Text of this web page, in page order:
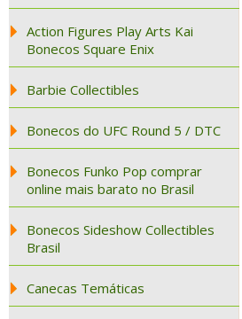
Action Figures Play Arts Kai
Bonecos Square Enix
Barbie Collectibles
Bonecos do UFC Round 5 / DTC
Bonecos Funko Pop comprar
online mais barato no Brasil
Bonecos Sideshow Collectibles
Brasil
Canecas Temáticas